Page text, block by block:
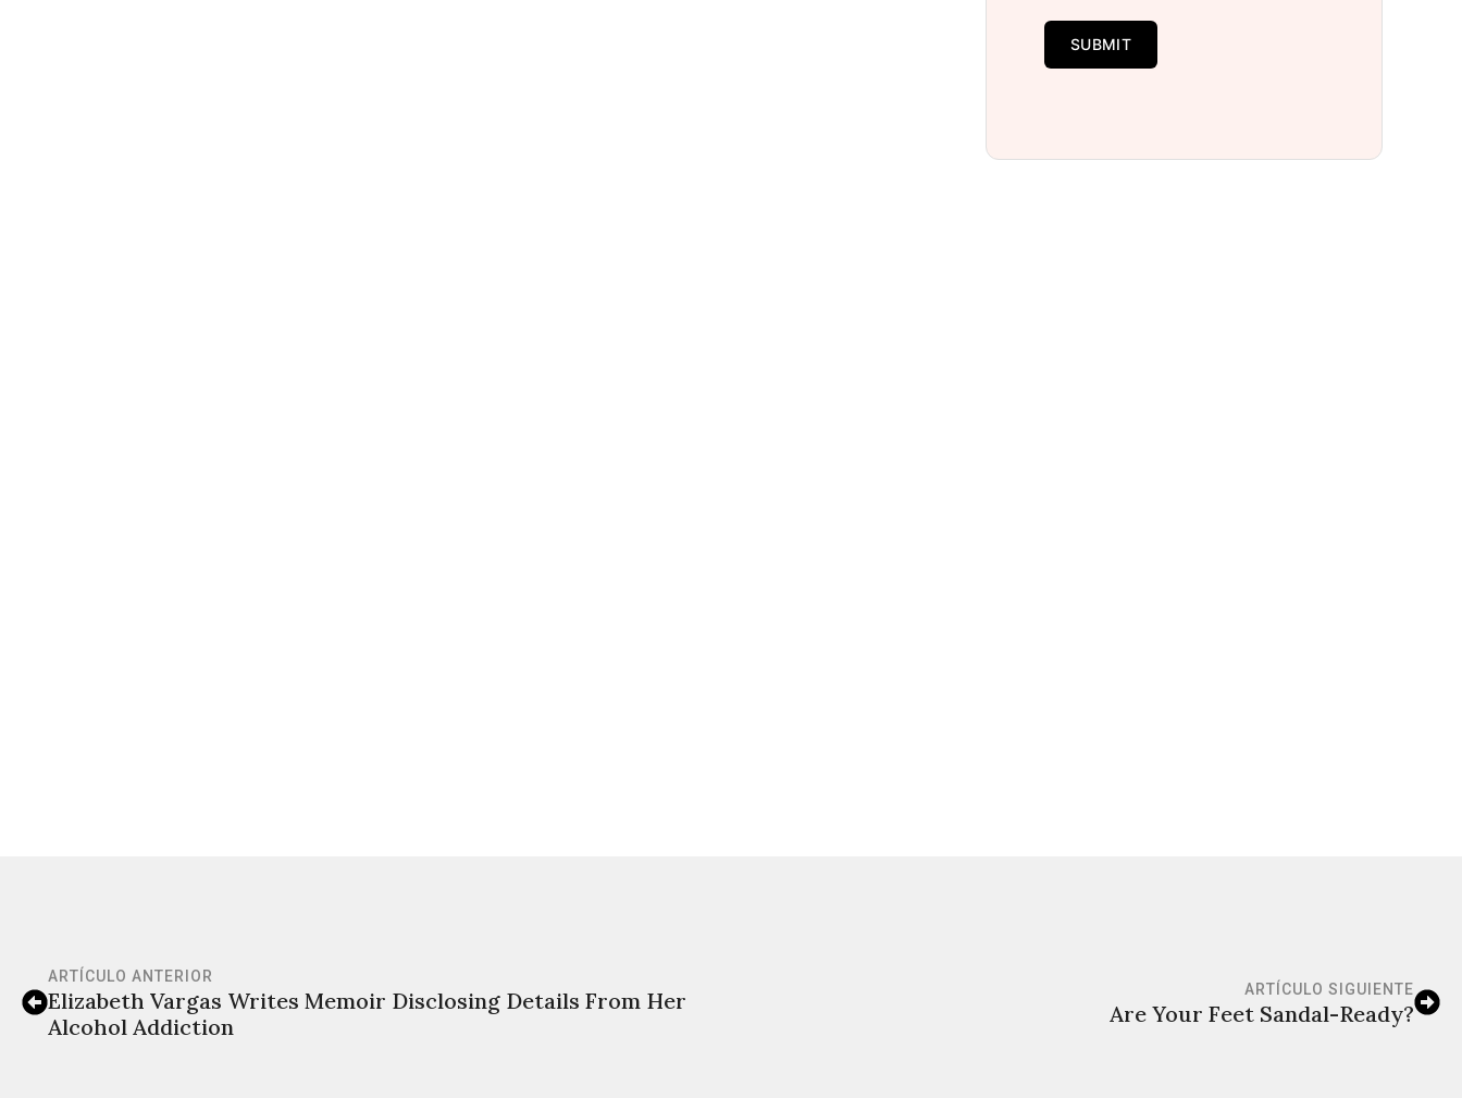
SUBMIT
ARTÍCULO ANTERIOR
Elizabeth Vargas Writes Memoir Disclosing Details From Her
Alcohol Addiction
ARTÍCULO SIGUIENTE
Are Your Feet Sandal-Ready?